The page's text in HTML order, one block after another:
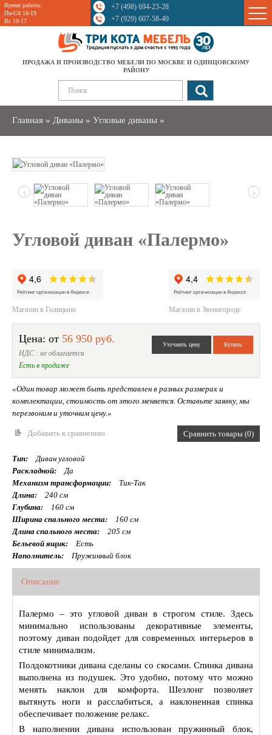
Время работы:
Пн-Сб 10-19
Вс 10-17
+7 (498) 694-23-28
+7 (929) 607-58-49
ПРОДАЖА И ПРОИЗВОДСТВО МЕБЕЛИ ПО МОСКВЕ И ОДИНЦОВСКОМУ
РАЙОНУ
Главная » Диваны » Угловые диваны »
Sale
‹ ›
Угловой диван «Палермо»
Магазин в Голицыно Магазин в Звенигороде
Цена: от 56 950 руб.
НДС : не облагается
Есть в продаже
«Один товар может быть представлен в разных размерах и
комплектации, стоимость от этого меняется. Оставьте заявку, мы
перезвоним и уточним цену.»
Добавить к сравнению Сравнить товары (0)
Тип:
Диван угловой
Раскладной:
Да
Механизм трансформации:
Тик-Так
Длина:
240 см
Глубина:
160 см
Ширина спального места:
160 см
Длина спального места:
205 см
Бельевой ящик:
Есть
Наполнитель:
Пружинный блок
Описание
Палермо – это угловой диван в строгом стиле. Здесь
минимально использованы декоративные элементы,
поэтому диван подойдет для современных интерьеров в
стиле минимализм.
Полдокотники дивана сделаны со скосами. Спинка дивана
выполнена из подушек. Это удобно, потому что можно
менять наклон для комфорта. Шезлонг позволяет
вытянуть ноги и расслабиться, а наклоненная спинка
обеспечивает положение релакс.
В наполнении дивана использован пружинный блок,